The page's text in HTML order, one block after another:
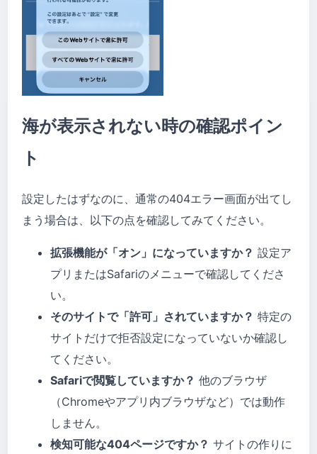
海が表示されない時の確認ポイン
ト
設定したはずなのに、通常の404エラー画面が出てし
まう場合は、以下の点を確認してみてください。
拡張機能が「オン」になっていますか？ 設定ア
プリまたはSafariのメニューで確認してくださ
い。
そのサイトで「許可」されていますか？ 特定の
サイトだけで拒否設定になっていないか確認し
てください。
Safariで閲覧していますか？ 他のブラウザ
（Chromeやアプリ内ブラウザなど）では動作
しません。
検知可能な404ページですか？ サイトの作りに